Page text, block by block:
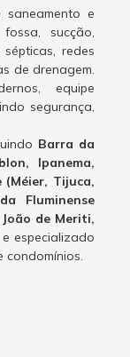
e
sucção,
redes
de drenagem.
equipe
segurança,
Barra da
Ipanema,
Tijuca,
Fluminense
de Meriti,
especializado
condomínios.